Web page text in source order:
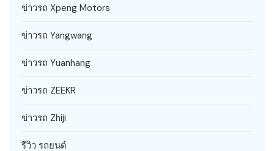
ข่าวรถ Xpeng Motors
ข่าวรถ Yangwang
ข่าวรถ Yuanhang
ข่าวรถ ZEEKR
ข่าวรถ Zhiji
รีวิว รถยนต์